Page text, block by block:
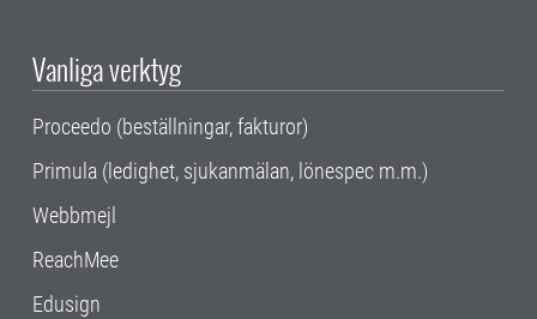
Vanliga verktyg
Proceedo (beställningar, fakturor)
Primula (ledighet, sjukanmälan, lönespec m.m.)
Webbmejl
ReachMee
Edusign